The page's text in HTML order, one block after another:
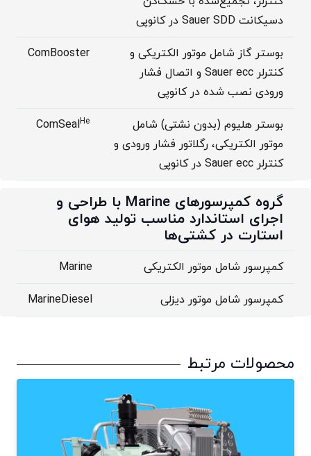
دسیکانت Sauer SDD در کانوپی
بوستر گاز شامل موتور الکتریکی و
کنترلر Sauer ecc و اتصال فشار
ورودی نصب شده در کانوپی
ComBooster
بوستر هلیوم (بدون نشتی) شامل
موتور الکتریکی، رگلاتور فشار ورودی و
کنترلر Sauer ecc در کانوپی
ComSealHe
گروه کمپرسورهای Marine با طراحی و
اجرای استاندارد مناسب تولید هوای
استارت در کشتی‌ها
کمپرسور شامل موتور الکتریکی Marine
کمپرسور شامل موتور دیزلی MarineDiesel
محصولات مرتبط